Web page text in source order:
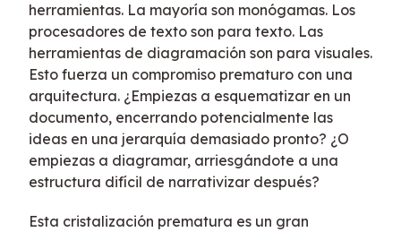
herramientas. La mayoría son monógamas. Los
procesadores de texto son para texto. Las
herramientas de diagramación son para visuales.
Esto fuerza un compromiso prematuro con una
arquitectura. ¿Empiezas a esquematizar en un
documento, encerrando potencialmente las
ideas en una jerarquía demasiado pronto? ¿O
empiezas a diagramar, arriesgándote a una
estructura difícil de narrativizar después?
Esta cristalización prematura es un gran